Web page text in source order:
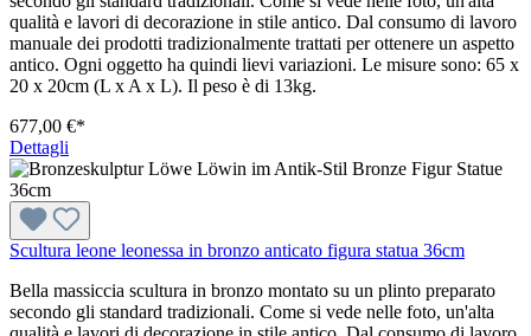
qualità e lavori di decorazione in stile antico. Dal consumo di lavoro
manuale dei prodotti tradizionalmente trattati per ottenere un aspetto
antico. Ogni oggetto ha quindi lievi variazioni. Le misure sono: 65 x
20 x 20cm (L x A x L). Il peso è di 13kg.
677,00 €*
Dettagli
Scultura leone leonessa in bronzo anticato figura statua 36cm
Bella massiccia scultura in bronzo montato su un plinto preparato
secondo gli standard tradizionali. Come si vede nelle foto, un'alta